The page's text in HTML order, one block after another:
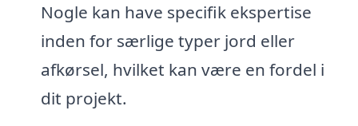
Nogle kan have specifik ekspertise
inden for særlige typer jord eller
afkørsel, hvilket kan være en fordel i
dit projekt.